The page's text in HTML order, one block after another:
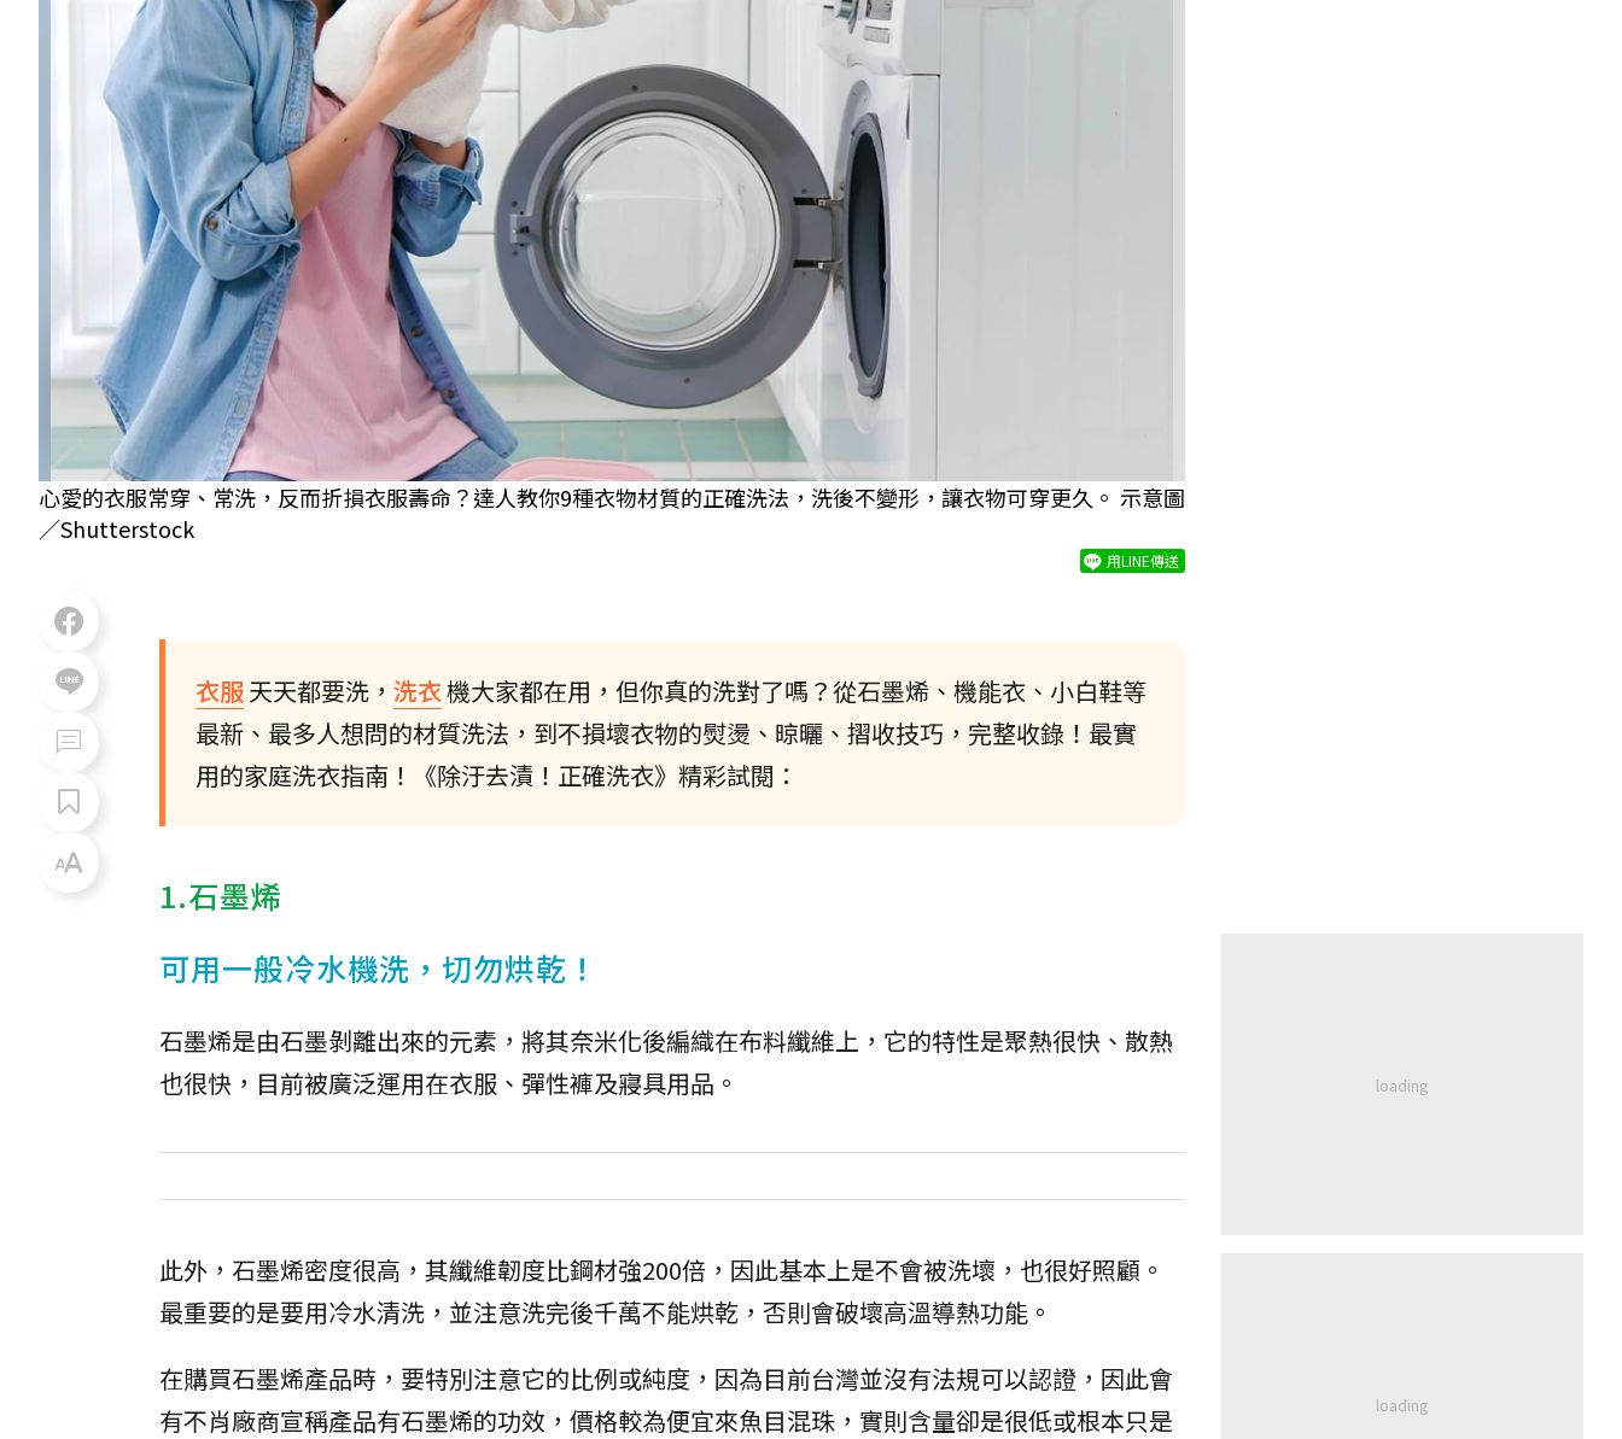
心愛的衣服常穿、常洗，反而折損衣服壽命？達人教你9種衣物材質的正確洗法，洗後不變形，讓衣物可穿更久。 示意圖
／Shutterstock
用LINE傳送
衣服天天都要洗， 洗衣機大家都在用，但你真的洗對了嗎？從石墨烯、機能衣、小白鞋等
最新、最多人想問的材質洗法，到不損壞衣物的熨燙、晾曬、摺收技巧，完整收錄！最實
用的家庭洗衣指南！《除汙去漬！正確洗衣》精彩試閱：
1.石墨烯
可用一般冷水機洗，切勿烘乾！
石墨烯是由石墨剝離出來的元素，將其奈米化後編織在布料纖維上，它的特性是聚熱很快、散熱
也很快，目前被廣泛運用在衣服、彈性褲及寢具用品。
此外，石墨烯密度很高，其纖維韌度比鋼材強200倍，因此基本上是不會被洗壞，也很好照顧。
最重要的是要用冷水清洗，並注意洗完後千萬不能烘乾，否則會破壞高溫導熱功能。
在購買石墨烯產品時，要特別注意它的比例或純度，因為目前台灣並沒有法規可以認證，因此會
有不肖廠商宣稱產品有石墨烯的功效，價格較為便宜來魚目混珠，實則含量卻是很低或根本只是